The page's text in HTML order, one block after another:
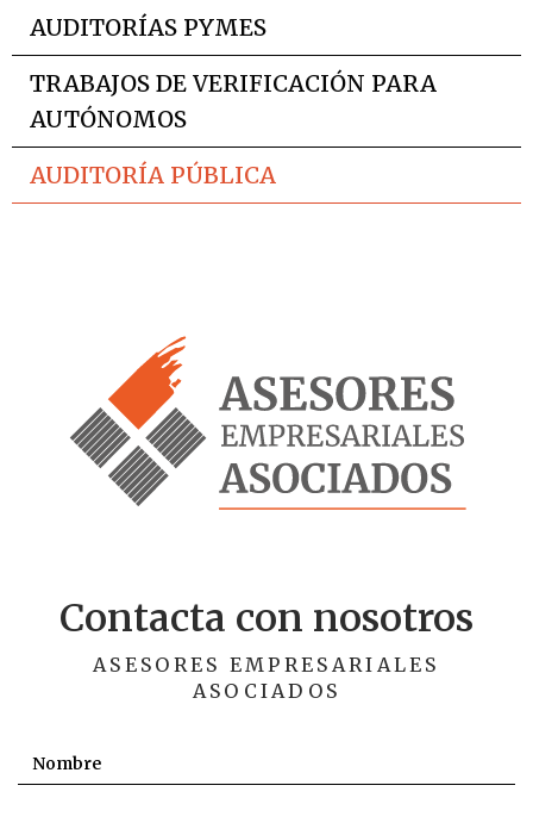
AUDITORÍAS PYMES
TRABAJOS DE VERIFICACIÓN PARA
AUTÓNOMOS
AUDITORÍA PÚBLICA
Contacta con nosotros
ASESORES EMPRESARIALES
ASOCIADOS